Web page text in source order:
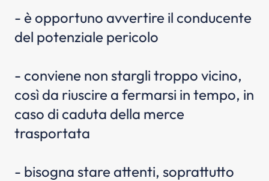
- è opportuno avvertire il conducente
del potenziale pericolo
- conviene non stargli troppo vicino,
così da riuscire a fermarsi in tempo, in
caso di caduta della merce
trasportata
- bisogna stare attenti, soprattutto